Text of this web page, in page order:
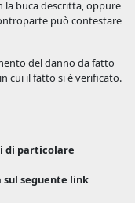
la buca descritta, oppure
può contestare
del danno da fatto
cui il fatto si è verificato.
di particolare
sul seguente link